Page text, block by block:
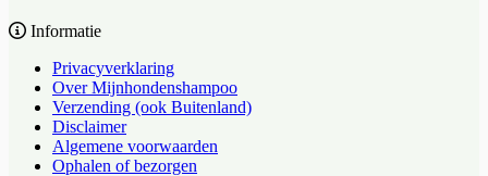
Informatie
Privacyverklaring
Over Mijnhondenshampoo
Verzending (ook Buitenland)
Disclaimer
Algemene voorwaarden
Ophalen of bezorgen